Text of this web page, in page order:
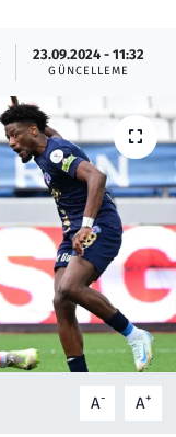
23.09.2024 - 11:32
GÜNCELLEME
A- A+